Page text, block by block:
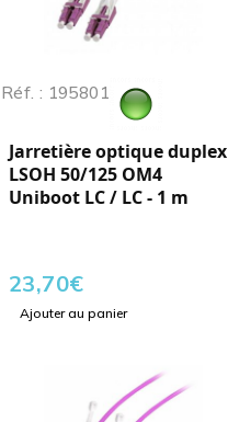
Réf. : 195801
Jarretière optique duplex
LSOH 50/125 OM4
Uniboot LC / LC - 1 m
23,70€
Ajouter au panier